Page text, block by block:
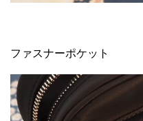
ファスナーポケット